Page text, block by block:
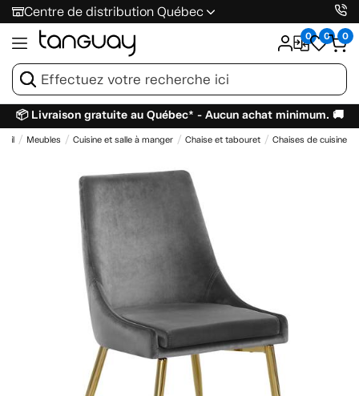
Centre de distribution Québec
0 0 0
📦 Livraison gratuite au Québec* - Aucun achat minimum. 🚚
Meubles Cuisine et salle à manger Chaise et tabouret Chaises de cuisine